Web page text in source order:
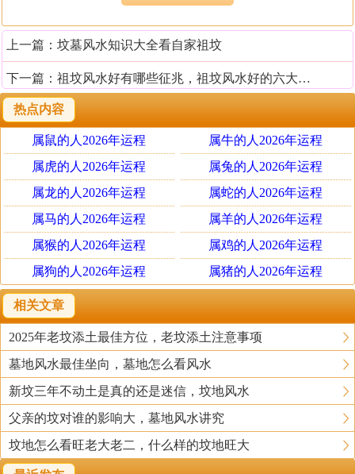
墓地风水和阳宅风水有很大的不同，他更倾向于“穴位”的
定位，达到长效的风水旺位效果，以期阴泽和庇佑后代孝
顺子孙的前程和富贵。专业看阴宅风水的大师刘椰荣认为
墓地风水颇多讲究，不能仅仅立个碑就算让先人入土为安
了。
其实阴宅墓地风水布局的好，对后代子孙的阴泽和庇护是
长久的。也许后人子孙能经善谋，但是脱离了先人的阴佑
护庇好景是难长久的。而公墓风水和乡野土坟风水有所不
同，公墓主要是价格昂贵，面积有限，能布局的风水格局
相应有限，但是根据先人命理定位的旺位线位决定是否有
长效阴泽和庇佑后人孝顺子孙的功力，否则效果相反。
墓地风水即是祖先葬地的地理形式，好的墓地风水可发旺
后代子孙。可为后代子孙带来平安和富贵。往生者的地位
并不因过世而消失，反而更加重要。祖先崇拜是中国伦理
道德重要的一环，墓地风水不但具有丧葬的实用效果，更
关乎子孙的福祉。
天地辽阔，到处有山有水，到底应在何处立坟安葬呢？刘
上一篇： 坟墓风水知识大全看自家祖坟
下一篇： 祖坟风水好有哪些征兆，祖坟风水好的六大征兆
热点内容
属鼠的人2026年运程
属牛的人2026年运程
属虎的人2026年运程
属兔的人2026年运程
属龙的人2026年运程
属蛇的人2026年运程
属马的人2026年运程
属羊的人2026年运程
属猴的人2026年运程
属鸡的人2026年运程
属狗的人2026年运程
属猪的人2026年运程
相关文章
2025年老坟添土最佳方位，老坟添土注意事项
墓地风水最佳坐向，墓地怎么看风水
新坟三年不动土是真的还是迷信，坟地风水
父亲的坟对谁的影响大，墓地风水讲究
坟地怎么看旺老大老二，什么样的坟地旺大